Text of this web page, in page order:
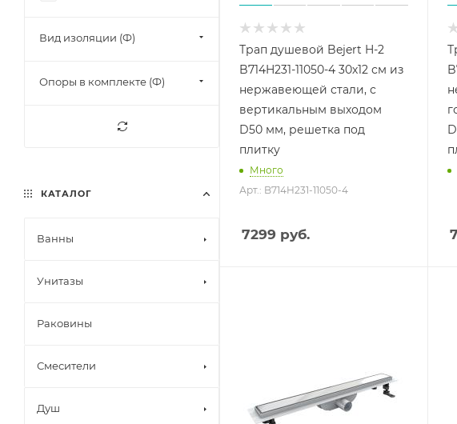
Трап душевой Bejert H-2
B714H231-11050-4 30х12 см из
нержавеющей стали, с
вертикальным выходом
D50 мм, решетка под
плитку
Много
Арт.: B714H231-11050-4
7299 руб.
Вид изоляции (Ф)
Опоры в комплекте (Ф)
КАТАЛОГ
Ванны
Унитазы
Раковины
Смесители
Душ